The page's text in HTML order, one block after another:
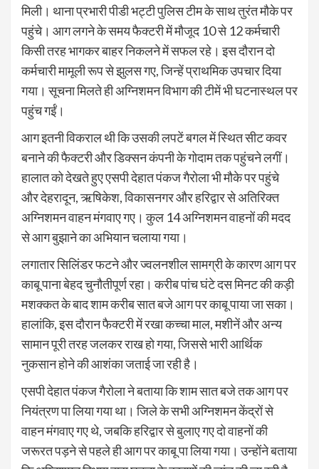
मिली। थाना प्रभारी पीडी भट्टी पुलिस टीम के साथ तुरंत मौके पर
पहुंचे। आग लगने के समय फैक्टरी में मौजूद 10 से 12 कर्मचारी
किसी तरह भागकर बाहर निकलने में सफल रहे। इस दौरान दो
कर्मचारी मामूली रूप से झुलस गए, जिन्हें प्राथमिक उपचार दिया
गया। सूचना मिलते ही अग्निशमन विभाग की टीमें भी घटनास्थल पर
पहुंच गईं।
आग इतनी विकराल थी कि उसकी लपटें बगल में स्थित सीट कवर
बनाने की फैक्टरी और डिक्सन कंपनी के गोदाम तक पहुंचने लगीं।
हालात को देखते हुए एसपी देहात पंकज गैरोला भी मौके पर पहुंचे
और देहरादून, ऋषिकेश, विकासनगर और हरिद्वार से अतिरिक्त
अग्निशमन वाहन मंगवाए गए। कुल 14 अग्निशमन वाहनों की मदद
से आग बुझाने का अभियान चलाया गया।
लगातार सिलिंडर फटने और ज्वलनशील सामग्री के कारण आग पर
काबू पाना बेहद चुनौतीपूर्ण रहा। करीब पांच घंटे दस मिनट की कड़ी
मशक्कत के बाद शाम करीब सात बजे आग पर काबू पाया जा सका।
हालांकि, इस दौरान फैक्टरी में रखा कच्चा माल, मशीनें और अन्य
सामान पूरी तरह जलकर राख हो गया, जिससे भारी आर्थिक
नुकसान होने की आशंका जताई जा रही है।
एसपी देहात पंकज गैरोला ने बताया कि शाम सात बजे तक आग पर
नियंत्रण पा लिया गया था। जिले के सभी अग्निशमन केंद्रों से
वाहन मंगवाए गए थे, जबकि हरिद्वार से बुलाए गए दो वाहनों की
जरूरत पड़ने से पहले ही आग पर काबू पा लिया गया। उन्होंने बताया